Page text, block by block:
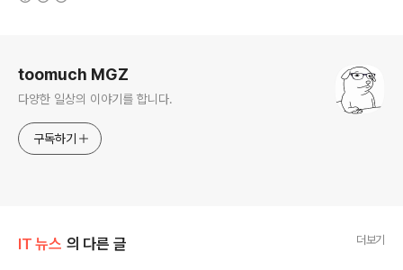
toomuch MGZ
다양한 일상의 이야기를 합니다.
구독하기
IT 뉴스 의 다른 글 더보기